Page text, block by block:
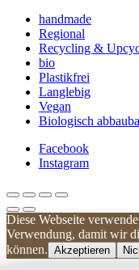
handmade
Regional
Recycling &
bio
Plastikfrei
Langlebig
Vegan
Biologisch
Facebook
Instagram
Diese Webseite
Verwendung, damit wir
können. Akzeptieren